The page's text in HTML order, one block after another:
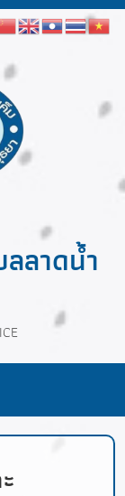
ลาดน้ำ